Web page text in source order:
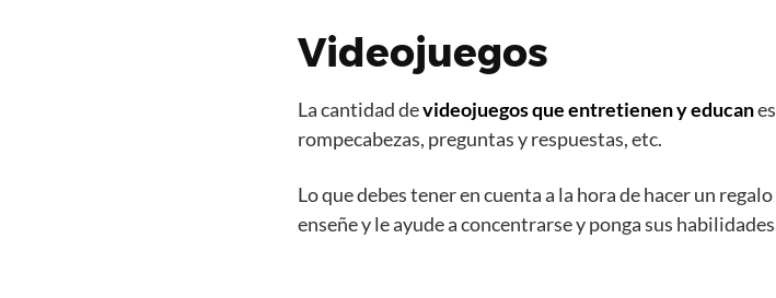
Videojuegos
La cantidad devideojuegos que entretienen y educan
rompecabezas, preguntas y respuestas, etc.
Lo que debes tener en cuenta a la hora de hacer un
enseñe y le ayude a concentrarse y ponga sus